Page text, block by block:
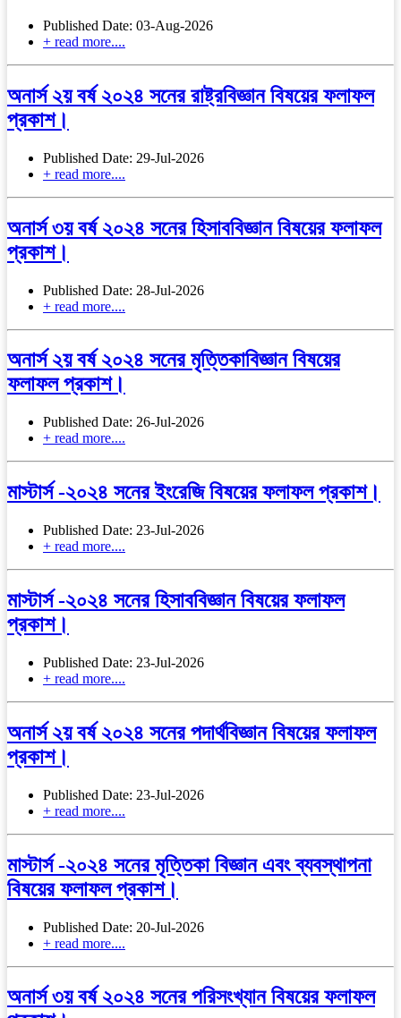
Published Date: 03-Aug-2026
+ read more....
অনার্স ২য় বর্ষ ২০২৪ সনের রাষ্ট্রবিজ্ঞান বিষয়ের ফলাফল
প্রকাশ।
Published Date: 29-Jul-2026
+ read more....
অনার্স ৩য় বর্ষ ২০২৪ সনের হিসাববিজ্ঞান বিষয়ের ফলাফল
প্রকাশ।
Published Date: 28-Jul-2026
+ read more....
অনার্স ২য় বর্ষ ২০২৪ সনের মৃত্তিকাবিজ্ঞান বিষয়ের
ফলাফল প্রকাশ।
Published Date: 26-Jul-2026
+ read more....
মাস্টার্স -২০২৪ সনের ইংরেজি বিষয়ের ফলাফল প্রকাশ।
Published Date: 23-Jul-2026
+ read more....
মাস্টার্স -২০২৪ সনের হিসাববিজ্ঞান বিষয়ের ফলাফল
প্রকাশ।
Published Date: 23-Jul-2026
+ read more....
অনার্স ২য় বর্ষ ২০২৪ সনের পদার্থবিজ্ঞান বিষয়ের ফলাফল
প্রকাশ।
Published Date: 23-Jul-2026
+ read more....
মাস্টার্স -২০২৪ সনের মৃত্তিকা বিজ্ঞান এবং ব্যবস্থাপনা
বিষয়ের ফলাফল প্রকাশ।
Published Date: 20-Jul-2026
+ read more....
অনার্স ৩য় বর্ষ ২০২৪ সনের পরিসংখ্যান বিষয়ের ফলাফল